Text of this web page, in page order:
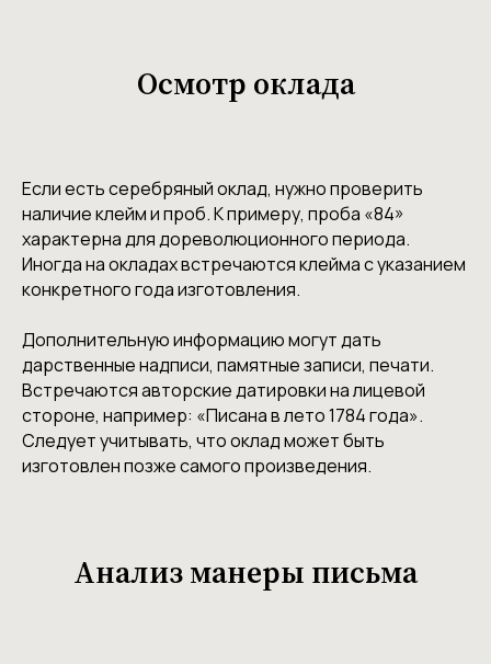
Осмотр оклада
Если есть серебряный оклад, нужно проверить
наличие клейм и проб. К примеру, проба «84»
характерна для дореволюционного периода.
Иногда на окладах встречаются клейма с указанием
конкретного года изготовления.
Дополнительную информацию могут дать
дарственные надписи, памятные записи, печати.
Встречаются авторские датировки на лицевой
стороне, например: «Писана в лето 1784 года».
Следует учитывать, что оклад может быть
изготовлен позже самого произведения.
Анализ манеры письма